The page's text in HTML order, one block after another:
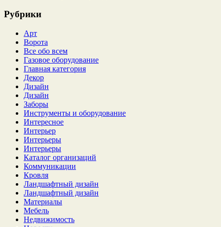
Рубрики
Арт
Ворота
Все обо всем
Газовое оборудование
Главная категория
Декор
Дизайн
Дизайн
Заборы
Инструменты и оборудование
Интересное
Интерьер
Интерьеры
Интерьеры
Каталог организаций
Коммуникации
Кровля
Ландшафтный дизайн
Ландшафтный дизайн
Материалы
Мебель
Недвижимость